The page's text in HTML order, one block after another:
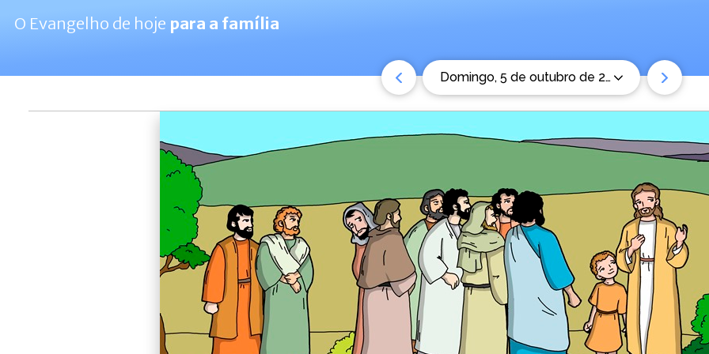
O Evangelho de hoje para a família
domingo, 5 de outubro de 2025